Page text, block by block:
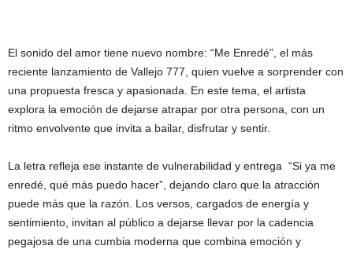
El sonido del amor tiene nuevo nombre: “Me Enredé”, el más
reciente lanzamiento de Vallejo 777, quien vuelve a sorprender con
una propuesta fresca y apasionada. En este tema, el artista
explora la emoción de dejarse atrapar por otra persona, con un
ritmo envolvente que invita a bailar, disfrutar y sentir.
La letra refleja ese instante de vulnerabilidad y entrega “Si ya me
enredé, qué más puedo hacer”, dejando claro que la atracción
puede más que la razón. Los versos, cargados de energía y
sentimiento, invitan al público a dejarse llevar por la cadencia
pegajosa de una cumbia moderna que combina emoción y